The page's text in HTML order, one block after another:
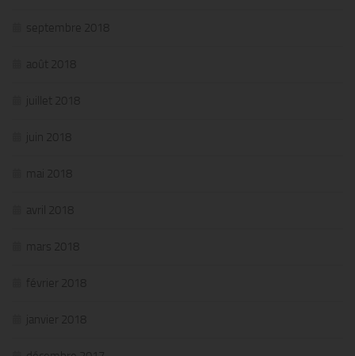
septembre 2018
août 2018
juillet 2018
juin 2018
mai 2018
avril 2018
mars 2018
février 2018
janvier 2018